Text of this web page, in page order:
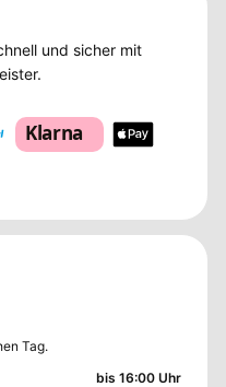
und sicher mit
Klarna
Tag.
bis 16:00 Uhr